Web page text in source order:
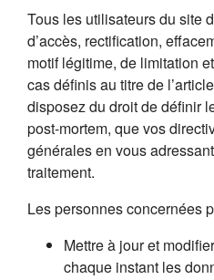
Tous les utilisateurs du site
d’accès, rectification,
motif légitime, de limitation
cas définis au titre de
disposez du droit de définir
post-mortem, que vos
générales en vous
traitement.
Les personnes concernées
Mettre à jour et
chaque instant les